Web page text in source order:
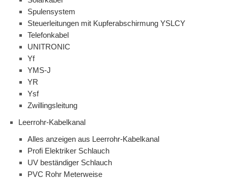
Spulensystem
Steuerleitungen mit Kupferabschirmung YSLCY
Telefonkabel
UNITRONIC
Yf
YMS-J
YR
Ysf
Zwillingsleitung
Leerrohr-Kabelkanal
Alles anzeigen aus Leerrohr-Kabelkanal
Profi Elektriker Schlauch
UV beständiger Schlauch
PVC Rohr Meterweise